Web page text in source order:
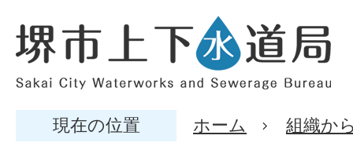
現在の位置 ホーム 組織か